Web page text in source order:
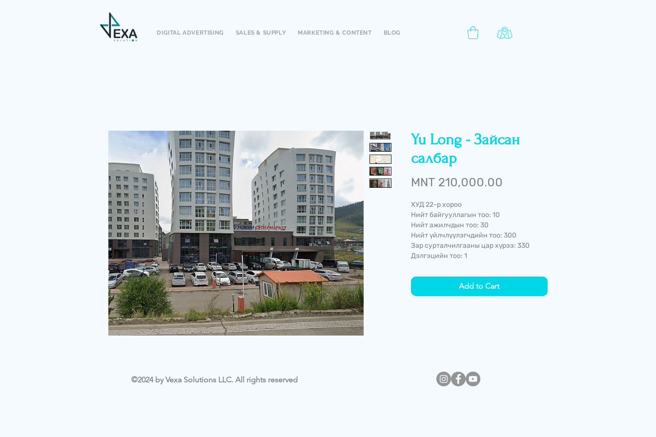
DIGITAL ADVERTISING SALES & SUPPLY MARKETING & CONTENT BLOG
Yu Long - Зайсан
салбар
MNT 210,000.00
ХУД 22-р хороо
Нийт байгууллагын тоо: 10
Нийт ажилчдын тоо: 30
Нийт үйлчлүүлэгчдийн тоо: 300
Зар сурталчилгааны цар хүрээ: 330
Дэлгэцийн тоо: 1
Add to Cart
©2024 by Vexa Solutions LLC. All rights reserved